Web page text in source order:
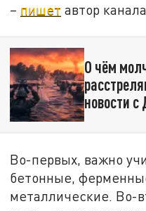
– пишет автор
О чём
новости с
Во-первых, важно
бетонные,
металлические. Во-